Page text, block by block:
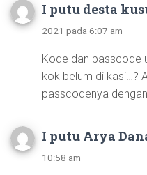
I putu desta
2021 pada 6:07 am
Kode dan passcode
kok belum di kasi…?
passcodenya
I putu Arya
10:58 am